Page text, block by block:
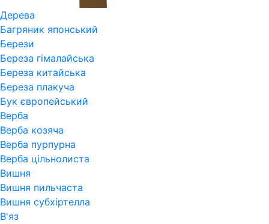
Дерева
Багряник японський
Берези
Береза гімалайська
Береза китайська
Береза плакуча
Бук європейський
Верба
Верба козяча
Верба пурпурна
Верба цільнолиста
Вишня
Вишня пильчаста
Вишня субхіртелла
В'яз